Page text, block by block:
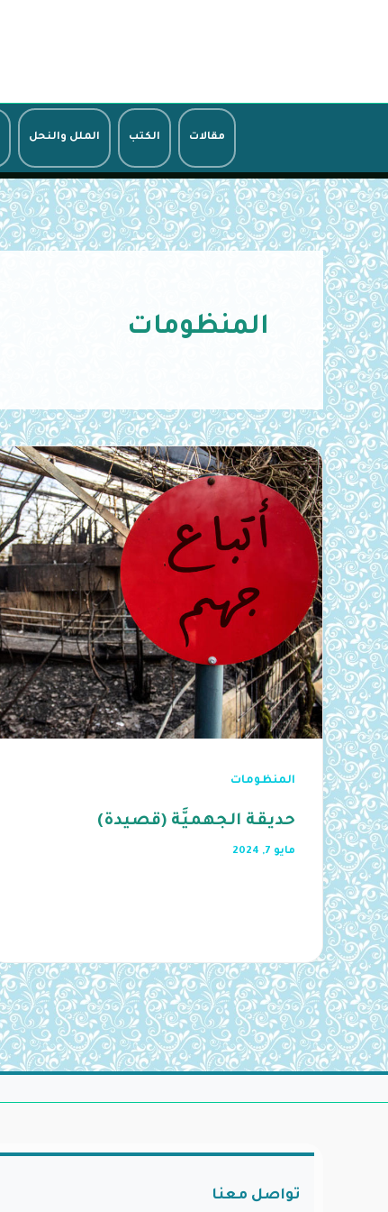
مقالات الكتب الملل والنحل
المنظومات
المنظومات
حديقة الجهميَّة (قصيدة)
مايو 7, 2024
تواصل معنا